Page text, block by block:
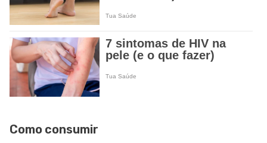
Como consumir